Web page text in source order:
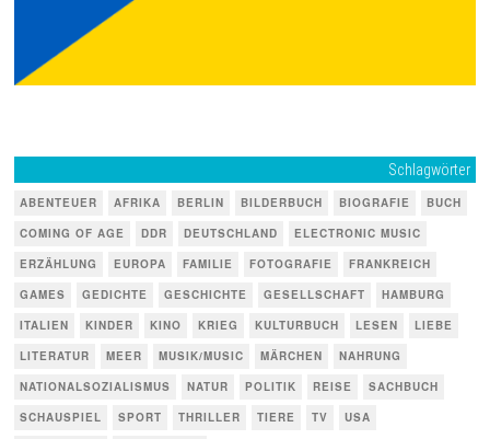
Schlagwörter
ABENTEUER AFRIKA BERLIN BILDERBUCH BIOGRAFIE
BUCH
COMING OF AGE
DDR DEUTSCHLAND
ELECTRONIC MUSIC
ERZÄHLUNG
EUROPA FAMILIE FOTOGRAFIE
FRANKREICH
GAMES
GEDICHTE GESCHICHTE GESELLSCHAFT
HAMBURG
ITALIEN
KINDER KINO KRIEG KULTURBUCH LESEN
LIEBE
LITERATUR
MEER MUSIK/MUSIC MÄRCHEN
NAHRUNG
NATIONALSOZIALISMUS
NATUR POLITIK REISE
SACHBUCH
SCHAUSPIEL
SPORT THRILLER TIERE TV
USA